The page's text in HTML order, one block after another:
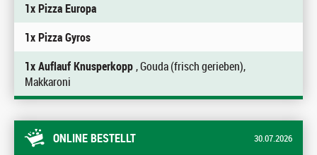
1x Pizza Europa
1x Pizza Gyros
1x Auflauf Knusperkopp, Gouda (frisch gerieben),
Makkaroni
ONLINE BESTELLT 30.07.2026